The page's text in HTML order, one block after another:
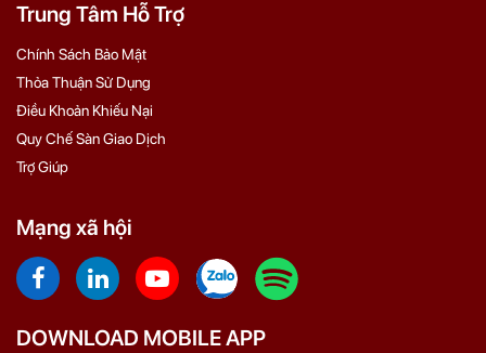
Trung Tâm Hỗ Trợ
Chính Sách Bảo Mật
Thỏa Thuận Sử Dụng
Điều Khoản Khiếu Nại
Quy Chế Sàn Giao Dịch
Trợ Giúp
Mạng xã hội
DOWNLOAD MOBILE APP